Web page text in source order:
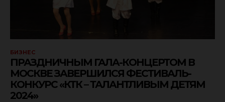
БИЗНЕС
ПРАЗДНИЧНЫМ ГАЛА-КОНЦЕРТОМ В
МОСКВЕ ЗАВЕРШИЛСЯ ФЕСТИВАЛЬ-
КОНКУРС «КТК – ТАЛАНТЛИВЫМ ДЕТЯМ
2024»